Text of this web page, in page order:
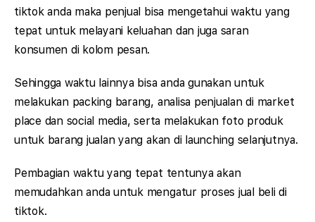
tiktok anda maka penjual bisa mengetahui waktu yang
tepat untuk melayani keluahan dan juga saran
konsumen di kolom pesan.
Sehingga waktu lainnya bisa anda gunakan untuk
melakukan packing barang, analisa penjualan di market
place dan social media, serta melakukan foto produk
untuk barang jualan yang akan di launching selanjutnya.
Pembagian waktu yang tepat tentunya akan
memudahkan anda untuk mengatur proses jual beli di
tiktok.